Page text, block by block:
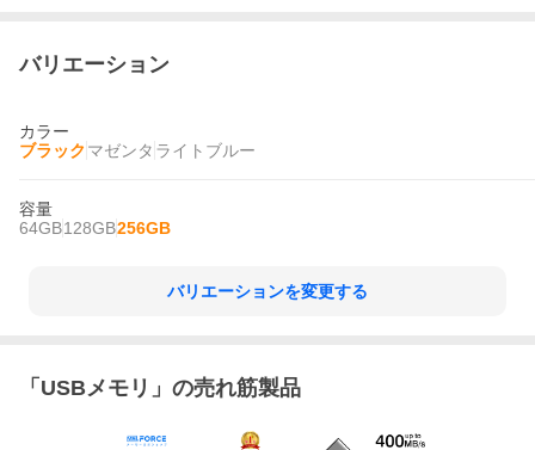
バリエーション
カラー
ブラック マゼンタ ライトブルー
容量
64GB128GB256GB
バリエーションを変更する
「 USBメモリ 」の売れ筋製品